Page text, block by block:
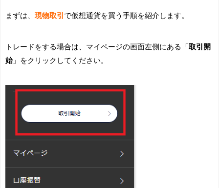
まずは、 現物取引 で仮想通貨を買う手順を紹介します。
トレードをする場合は、マイページの画面左側にある「 取引開
始 」をクリックしてください。